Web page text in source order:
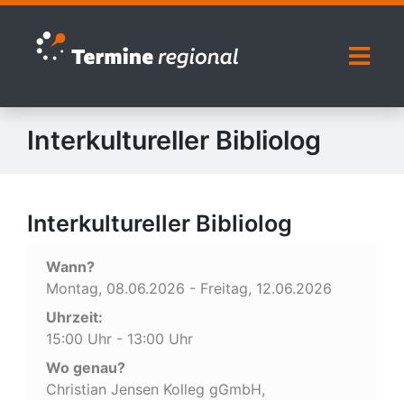
Zur Navigation springen
Zum Inhalt springen
Interkultureller Bibliolog
Interkultureller Bibliolog
Wann?
Montag, 08.06.2026 - Freitag, 12.06.2026
Uhrzeit:
15:00 Uhr - 13:00 Uhr
Wo genau?
Christian Jensen Kolleg gGmbH,